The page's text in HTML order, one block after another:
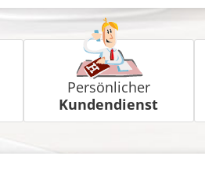
Persönlicher
Kundendienst